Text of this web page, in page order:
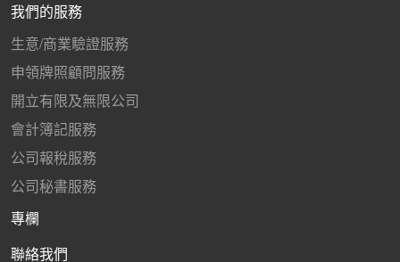
我們的服務
生意/商業驗證服務
申領牌照顧問服務
開立有限及無限公司
會計簿記服務
公司報稅服務
公司秘書服務
專欄
聯絡我們